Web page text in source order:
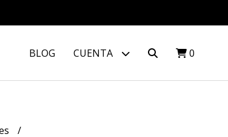
BLOG CUENTA 0